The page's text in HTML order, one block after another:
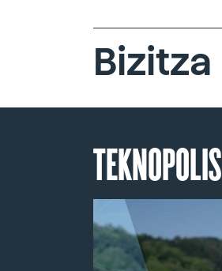
Bizitza
TEKNOPOLIS